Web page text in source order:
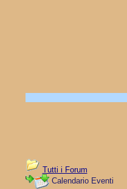
Tutti i Forum
Calendario Eventi